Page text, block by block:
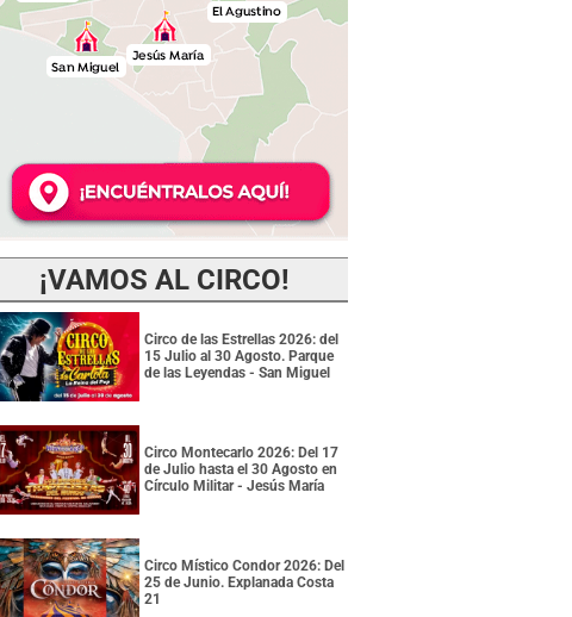
¡VAMOS AL CIRCO!
Circo de las Estrellas 2026: del
15 Julio al 30 Agosto. Parque
de las Leyendas - San Miguel
Circo Montecarlo 2026: Del 17
de Julio hasta el 30 Agosto en
Círculo Militar - Jesús María
Circo Místico Condor 2026: Del
25 de Junio. Explanada Costa
21